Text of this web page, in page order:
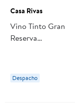
Casa Rivas
Vino Tinto Gran
Reserva
Casa Rivas
Despacho